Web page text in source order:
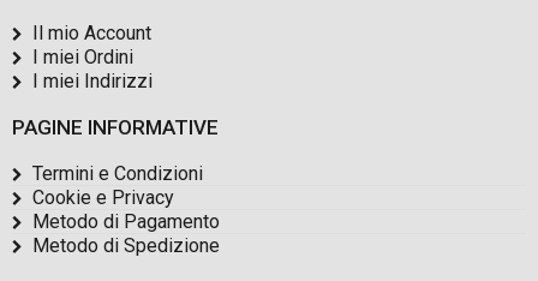
Il mio Account
I miei Ordini
I miei Indirizzi
PAGINE INFORMATIVE
Termini e Condizioni
Cookie e Privacy
Metodo di Pagamento
Metodo di Spedizione